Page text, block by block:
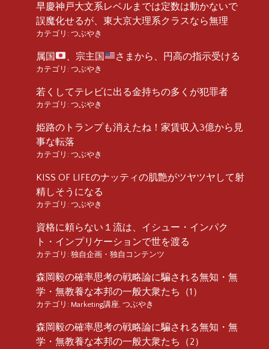
早慶神戸大文系レベルまでは定数は動かないで
誤魔化せるが、東大京大理系クラスなら無理
カテゴリ: つぶやき
属国 、宗主国 さまから、円高の指示受ける
カテゴリ: つぶやき
若くしてテレビに出る金持ちの多くが犯罪者
カテゴリ: つぶやき
姫路のトランプも消えたね！家賃収入3億から見
事な転落
カテゴリ: つぶやき
KISS OF LIFEのナッティの肌艶がツヤツヤして射
精しそうになる
カテゴリ: つぶやき
資格に頼らない１流は、イシュー・インパク
ト・インプリケーションで世を渡る
カテゴリ: 独自企画・独自コンテンツ
森岡毅の確率思考の戦略論に騙される無知・無
学・無教養な本邦の一般大衆たち（1）
カテゴリ: Marketing講座 つぶやき
森岡毅の確率思考の戦略論に騙される無知・無
学・無教養な本邦の一般大衆たち（2）